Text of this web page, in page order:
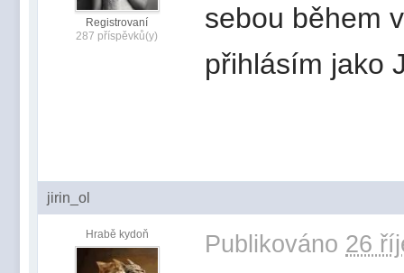
Registrovaní
287 příspěvků(y)
sebou během
přihlásím jako
jirin_ol
Hrabě kydoň Publikováno 26